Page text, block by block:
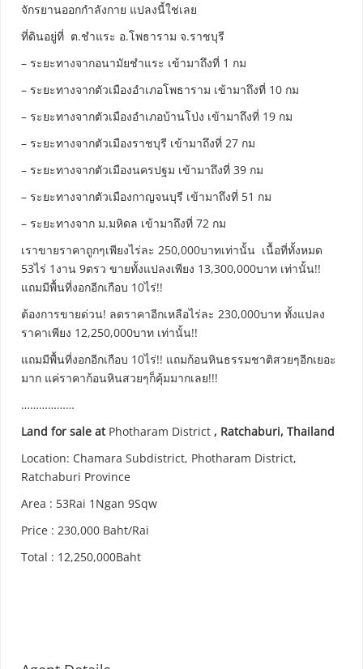
จักรยานออกกำลังกาย แปลงนี้ใช่เลย
ที่ดินอยู่ที่ ต.ชำแระ อ.โพธาราม จ.ราชบุรี
– ระยะทางจากอนามัยชำแระ เข้ามาถึงที่ 1 กม
– ระยะทางจากตัวเมืองอำเภอโพธาราม เข้ามาถึงที่ 10 กม
– ระยะทางจากตัวเมืองอำเภอบ้านโป่ง เข้ามาถึงที่ 19 กม
– ระยะทางจากตัวเมืองราชบุรี เข้ามาถึงที่ 27 กม
– ระยะทางจากตัวเมืองนครปฐม เข้ามาถึงที่ 39 กม
– ระยะทางจากตัวเมืองกาญจนบุรี เข้ามาถึงที่ 51 กม
– ระยะทางจาก ม.มหิดล เข้ามาถึงที่ 72 กม
เราขายราคาถูกๆเพียงไร่ละ 250,000บาทเท่านั้น เนื้อที่ทั้งหมด
53ไร่ 1งาน 9ตรว ขายทั้งแปลงเพียง 13,300,000บาท เท่านั้น!!
แถมมีพื้นที่งอกอีกเกือบ 10ไร่!!
ต้องการขายด่วน! ลดราคาอีกเหลือไร่ละ 230,000บาท ทั้งแปลง
ราคาเพียง 12,250,000บาท เท่านั้น!!
แถมมีพื้นที่งอกอีกเกือบ 10ไร่!! แถมก้อนหินธรรมชาติสวยๆอีกเยอะ
มาก แค่ราคาก้อนหินสวยๆก็คุ้มมากเลย!!!
………………
Land for sale at Photharam District , Ratchaburi, Thailand
Location: Chamara Subdistrict, Photharam District,
Ratchaburi Province
Area : 53Rai 1Ngan 9Sqw
Price : 230,000 Baht/Rai
Total : 12,250,000Baht